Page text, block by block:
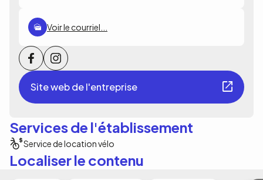
Voir le courriel...
Site web de l'entreprise
Services de l'établissement
Service de location vélo
Localiser le contenu